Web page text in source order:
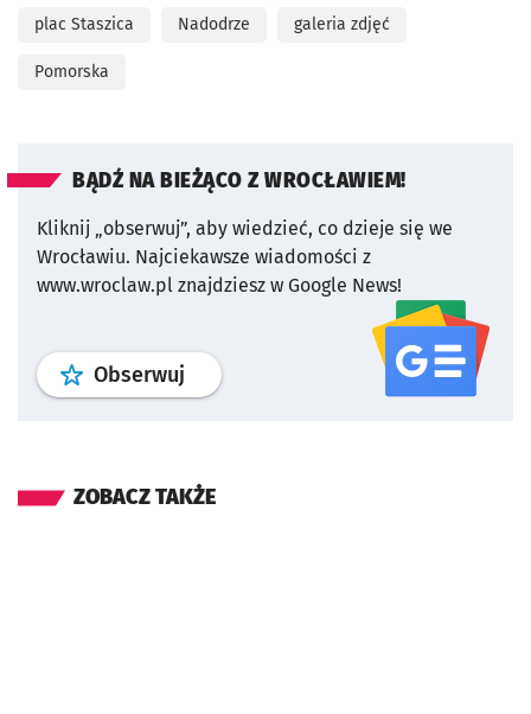
plac Staszica Nadodrze galeria zdjęć
Pomorska
BĄDŹ NA BIEŻĄCO Z WROCŁAWIEM!
Kliknij „obserwuj”, aby wiedzieć, co dzieje się we
Wrocławiu. Najciekawsze wiadomości z
www.wroclaw.pl znajdziesz w Google News!
Obserwuj profil serwisu
ZOBACZ TAKŻE